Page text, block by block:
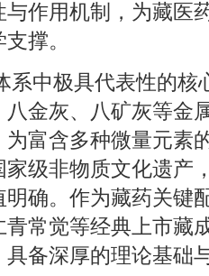
作用机制，为藏医
撑。
系中极具代表性的核
金灰、八矿灰等金
富含多种微量元素
级非物质文化遗产
确。作为藏药关键
常觉等经典上市藏
备深厚的理论基础